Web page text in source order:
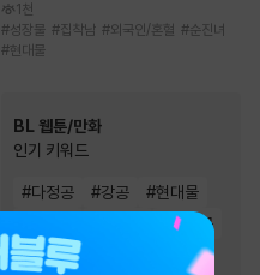
1천
#성장물 #집착남 #외국인/혼혈 #순진녀
#현대물
BL 웹툰/만화
인기 키워드
#다정공 #강공 #현대물
연하공
#상처수
친구